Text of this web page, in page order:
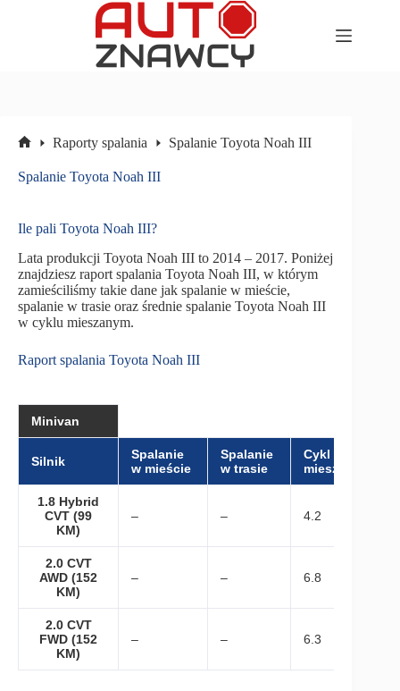
główna
Raporty spalania Spalanie Toyota Noah III
Spalanie Toyota Noah III
Ile pali Toyota Noah III?
Lata produkcji Toyota Noah III to 2014 – 2017. Poniżej
znajdziesz raport spalania Toyota Noah III, w którym
zamieściliśmy takie dane jak spalanie w mieście,
spalanie w trasie oraz średnie spalanie Toyota Noah III
w cyklu mieszanym.
Raport spalania Toyota Noah III
Minivan
Silnik
Spalanie
w mieście
Spalanie
w trasie
Cykl
mieszany
1.8 Hybrid
CVT (99
KM)
– – 4.2
2.0 CVT
AWD (152
KM)
– – 6.8
2.0 CVT
FWD (152
KM)
– – 6.3